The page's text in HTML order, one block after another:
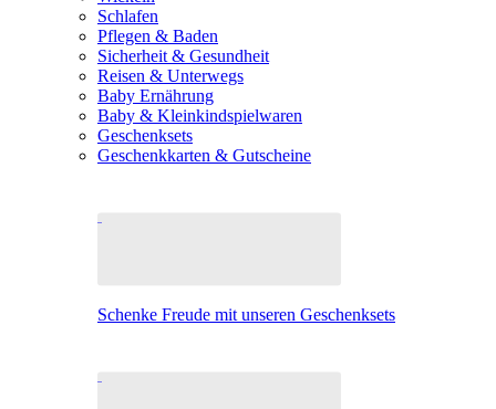
Schlafen
Pflegen & Baden
Sicherheit & Gesundheit
Reisen & Unterwegs
Baby Ernährung
Baby & Kleinkindspielwaren
Geschenksets
Geschenkkarten & Gutscheine
Schenke Freude mit unseren Geschenksets